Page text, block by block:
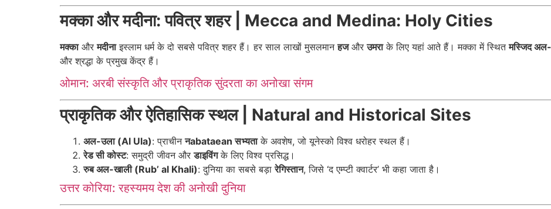
मक्का और मदीना: पवित्र शहर | Mecca and Medina: Holy Cities
मक्काऔरमदीनाइस्लाम धर्म के दो सबसे पवित्र शहर हैं। हर साल लाखों मुसलमानहजऔरउमराके लिए यहां आते हैं। मक्का में स्थितमस्जिद
और श्रद्धा के प्रमुख केंद्र हैं।
ओमान: अरबी संस्कृति और प्राकृतिक सुंदरता का अनोखा संगम
प्राकृतिक और ऐतिहासिक स्थल | Natural and Historical Sites
अल-उला (Al Ula): प्राचीननabataean सभ्यताके अवशेष, जो यूनेस्को विश्व धरोहर स्थल हैं।
रेड सी कोस्ट: समुद्री जीवन औरडाइविंगके लिए विश्व प्रसिद्ध।
रुब अल-खाली (Rub’ al Khali): दुनिया का सबसे बड़ारेगिस्तान, जिसे ‘द एम्प्टी क्वार्टर’ भी कहा जाता है।
उत्तर कोरिया: रहस्यमय देश की अनोखी दुनिया